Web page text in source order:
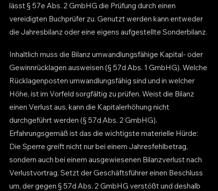
lässt § 57e Abs. 2 GmbHG die Prüfung durch einen
vereidigten Buchprüfer zu. Genutzt werden kann entweder
die Jahresbilanz oder eine eigens aufgestellte Sonderbilanz.
Inhaltlich muss die Bilanz umwandlungsfähige Kapital- oder
Gewinnrücklagen ausweisen (§ 57d Abs. 1 GmbHG). Welche
Rücklagenposten umwandlungsfähig sind und in welcher
Höhe, ist im Vorfeld sorgfältig zu prüfen. Weist die Bilanz
einen Verlust aus, kann die Kapitalerhöhung nicht
durchgeführt werden (§ 57d Abs. 2 GmbHG).
Erfahrungsgemäß ist das die wichtigste materielle Hürde:
Die Sperre greift nicht nur bei einem Jahresfehlbetrag,
sondern auch bei einem ausgewiesenen Bilanzverlust nach
Verlustvortrag. Setzt der Geschäftsführer einen Beschluss
um, der gegen § 57d Abs. 2 GmbHG verstößt und deshalb